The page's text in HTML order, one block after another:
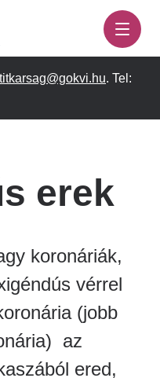
titkarsag@gokvi.hu. Tel:
erek
koronáriák,
vérrel
(jobb
az
ered,